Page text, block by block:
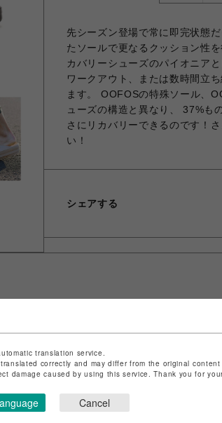
先シーズン登場で常に即完状態
たソールで更なるクッション性
カバリーシューズのパイオニア
ワークアウト、または数時間立
ます。 OOFOSの特殊ソール、
ューズの構造と異なり、 37%も
さにリカバリーできるのです！
い！
シェアする
づく表記はこちら
ちら
translation service.
correctly and may differ from the original
damage caused by using this service. Thank you for
Cancel